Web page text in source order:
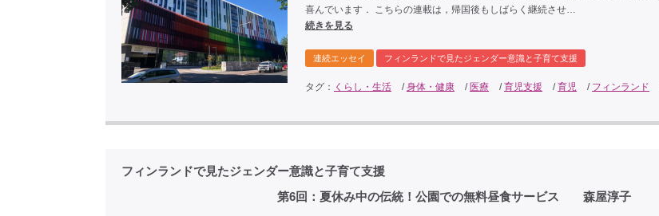
喜んでいます． こちらの連載は，帰国後もしばらく継続させ…
続きを見る
連続エッセイ フィンランドで見たジェンダー意識と子育て支援
タグ： くらし・生活 /身体・健康 / 医療 /育児支援 /育児 / フィンランド
フィンランドで見たジェンダー意識と子育て支援
第6回：夏休み中の伝統！公園での無料昼食サービス 森屋淳子